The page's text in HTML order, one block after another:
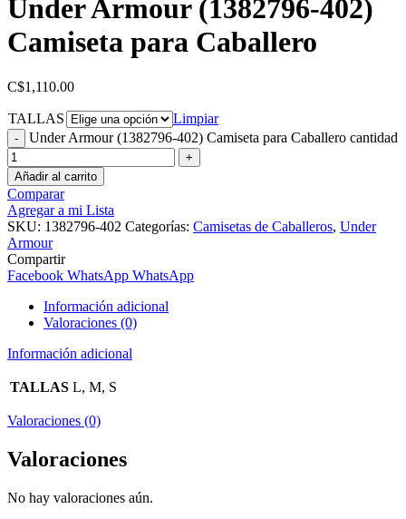
Under Armour (1382796-402)
Camiseta para Caballero
C$1,110.00
TALLAS
Limpiar
Under Armour (1382796-402) Camiseta para Caballero cantidad
Añadir al carrito
Comparar
Agregar a mi Lista
SKU: 1382796-402 Categorías: Camisetas de Caballeros, Under
Armour
Compartir
Facebook WhatsApp WhatsApp
Información adicional
Valoraciones (0)
Información adicional
TALLAS L, M, S
Valoraciones (0)
Valoraciones
No hay valoraciones aún.